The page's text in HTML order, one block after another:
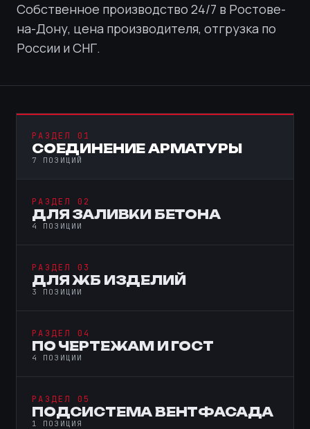
Собственное производство 24/7 в Ростове-
на-Дону, цена производителя, отгрузка по
России и СНГ.
РАЗДЕЛ 01
СОЕДИНЕНИЕ АРМАТУРЫ
7 ПОЗИЦИЙ
РАЗДЕЛ 02
ДЛЯ ЗАЛИВКИ БЕТОНА
4 ПОЗИЦИИ
РАЗДЕЛ 03
ДЛЯ ЖБ ИЗДЕЛИЙ
3 ПОЗИЦИИ
РАЗДЕЛ 04
ПО ЧЕРТЕЖАМ И ГОСТ
4 ПОЗИЦИИ
РАЗДЕЛ 05
ПОДСИСТЕМА ВЕНТФАСАДА
1 ПОЗИЦИЯ